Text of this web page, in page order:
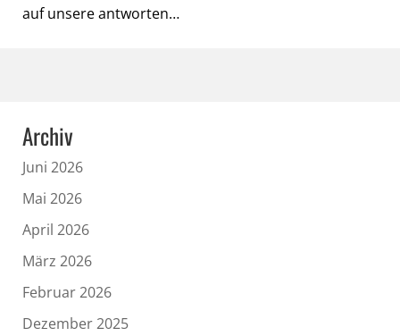
auf unsere antworten…
Archiv
Juni 2026
Mai 2026
April 2026
März 2026
Februar 2026
Dezember 2025